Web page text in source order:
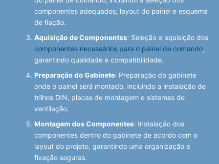
componentes adequados, layout do painel e esquema
de fiação.
Aquisição de Componentes: Seleção e aquisição dos
componentes necessários para o painel de comando,
garantindo qualidade e compatibilidade.
Preparação do Gabinete: Preparação do gabinete
onde o painel será montado, incluindo a instalação de
trilhos DIN, placas de montagem e sistemas de
ventilação.
Montagem dos Componentes: Instalação dos
componentes dentro do gabinete de acordo com o
layout do projeto, garantindo uma organização e
fixação seguras.